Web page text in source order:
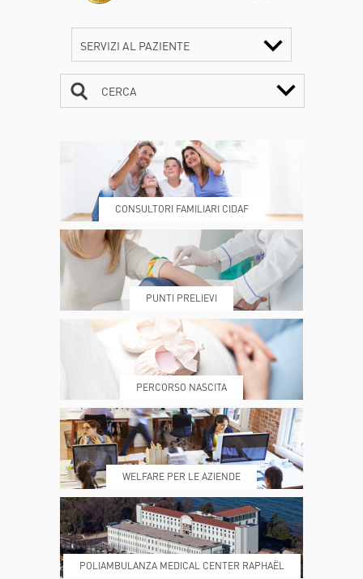
SERVIZI AL PAZIENTE
DOVE SIAMO ESAMI E VISITE
PRENOTA MY POLI
REFERTI REPARTI
DONA ORA MAGAZINE
CERCA
CONSULTORI FAMILIARI CIDAF
PUNTI PRELIEVI
PERCORSO NASCITA
WELFARE PER LE AZIENDE
POLIAMBULANZA MEDICAL CENTER RAPHAËL